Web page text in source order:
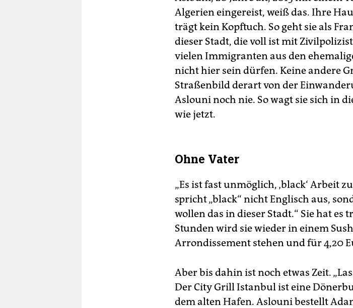
Algerien eingereist, weiß das. Ihre
trägt kein Kopftuch. So geht sie als
dieser Stadt, die voll ist mit
vielen Immigranten aus den
nicht hier sein dürfen. Keine andere
Straßenbild derart von der
Aslouni noch nie. So wagt sie sich in
wie jetzt.
Ohne Vater
„Es ist fast unmöglich, ‚black‘ Arbeit
spricht „black“ nicht Englisch aus,
wollen das in dieser Stadt.“ Sie hat es
Stunden wird sie wieder in einem
Arrondissement stehen und für 4,20
Aber bis dahin ist noch etwas Zeit.
Der City Grill Istanbul ist eine
dem alten Hafen. Aslouni bestellt